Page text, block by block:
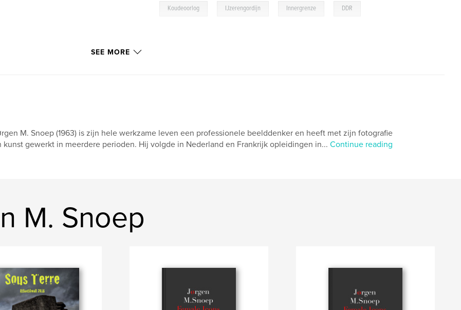
Koudeoorlog IJzerengordijn Innergrenze DDR
SEE MORE
M. Snoep (1963) is zijn hele werkzame leven een professionele beelddenker en heeft met zijn fotografie
kunst gewerkt in meerdere perioden. Hij volgde in Nederland en Frankrijk opleidingen in... Continue reading
M. Snoep